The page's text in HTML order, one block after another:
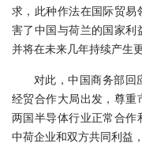
求，此种作法在国际贸
害了中国与荷兰的国家利
并将在未来几年持续产生
对此，中国商务部回
经贸合作大局出发，尊
两国半导体行业正常合
中荷企业和双方共同利益